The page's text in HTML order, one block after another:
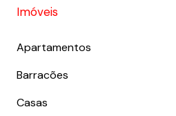
Imóveis
Apartamentos
Barracões
Casas